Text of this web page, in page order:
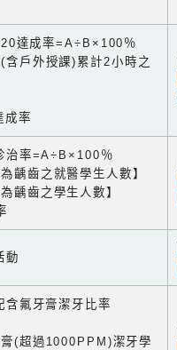
達成率=A÷B×100％
戶外授課)累計2小時之
成率
治率=A÷B×100％
齲齒之就醫學生人數】
齲齒之學生人數】
動
氟牙膏潔牙比率
(超過1000PPM)潔牙學